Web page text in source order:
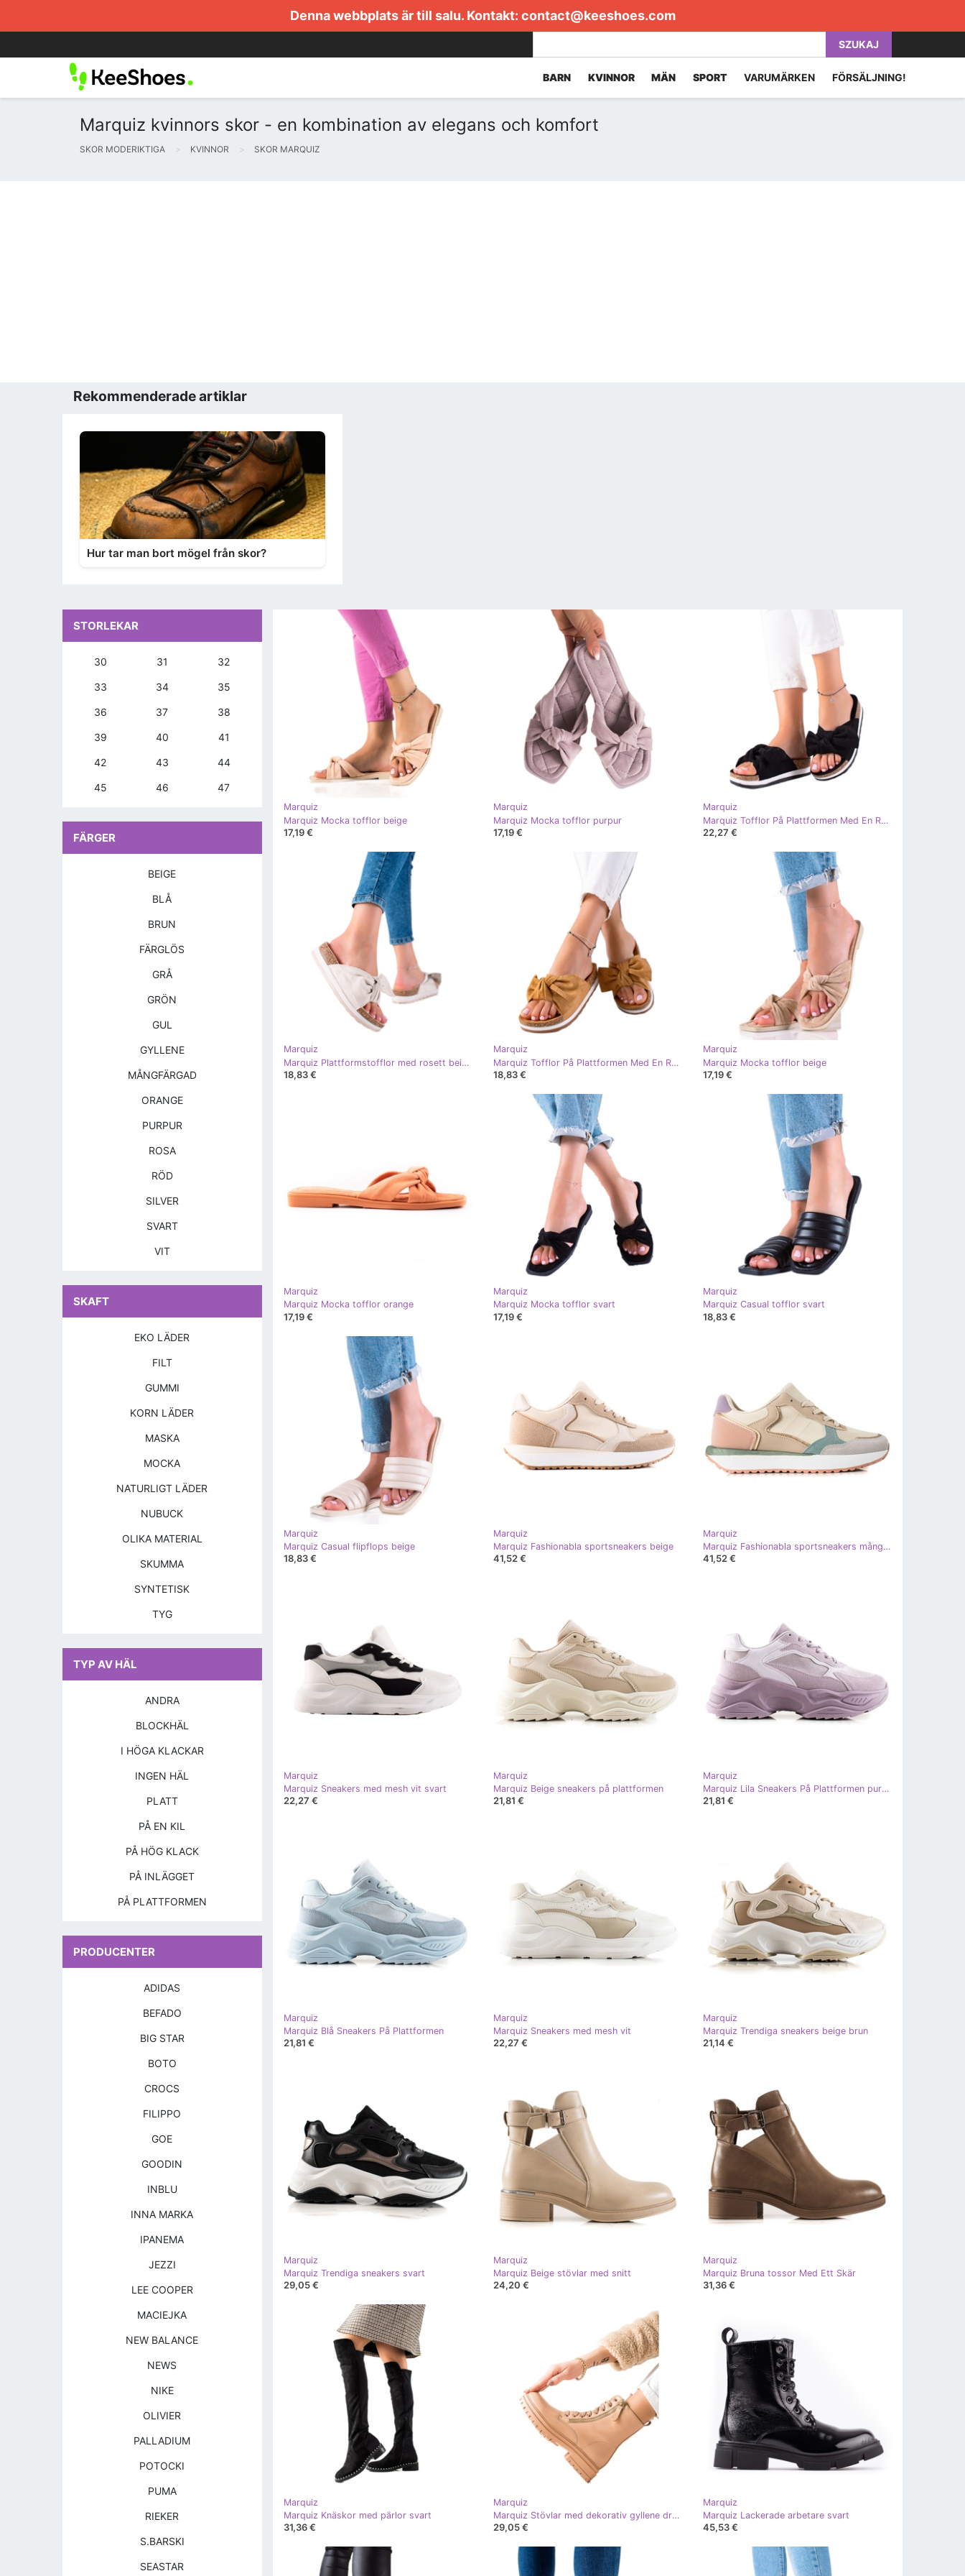
Denna webbplats är till salu. Kontakt: contact@keeshoes.com
SZUKAJ
BARN KVINNOR MÄN SPORT VARUMÄRKEN FÖRSÄLJNING!
Marquiz kvinnors skor - en kombination av elegans och komfort
SKOR MODERIKTIGA KVINNOR SKOR MARQUIZ
Rekommenderade artiklar
Hur tar man bort mögel från skor?
Marquiz
Marquiz Mocka tofflor beige
17,19 €
Marquiz
Marquiz Mocka tofflor purpur
17,19 €
Marquiz
Marquiz Tofflor På Plattformen Med En Rosett svart
22,27 €
Marquiz
Marquiz Plattformstofflor med rosett beige
18,83 €
Marquiz
Marquiz Tofflor På Plattformen Med En Rosett brun
18,83 €
Marquiz
Marquiz Mocka tofflor beige
17,19 €
Marquiz
Marquiz Mocka tofflor orange
17,19 €
Marquiz
Marquiz Mocka tofflor svart
17,19 €
Marquiz
Marquiz Casual tofflor svart
18,83 €
Marquiz
Marquiz Casual flipflops beige
18,83 €
Marquiz
Marquiz Fashionabla sportsneakers beige
41,52 €
Marquiz
Marquiz Fashionabla sportsneakers mångfärgad
41,52 €
Marquiz
Marquiz Sneakers med mesh vit svart
22,27 €
Marquiz
Marquiz Beige sneakers på plattformen
21,81 €
Marquiz
Marquiz Lila Sneakers På Plattformen purpur
21,81 €
Marquiz
Marquiz Blå Sneakers På Plattformen
21,81 €
Marquiz
Marquiz Sneakers med mesh vit
22,27 €
Marquiz
Marquiz Trendiga sneakers beige brun
21,14 €
Marquiz
Marquiz Trendiga sneakers svart
29,05 €
Marquiz
Marquiz Beige stövlar med snitt
24,20 €
Marquiz
Marquiz Bruna tossor Med Ett Skär
31,36 €
Marquiz
Marquiz Knäskor med pärlor svart
31,36 €
Marquiz
Marquiz Stövlar med dekorativ gyllene dragkedja beige
29,05 €
Marquiz
Marquiz Lackerade arbetare svart
45,53 €
STORLEKAR
30 31 32
33 34 35
36 37 38
39 40 41
42 43 44
45 46 47
FÄRGER
BEIGE
BLÅ
BRUN
FÄRGLÖS
GRÅ
GRÖN
GUL
GYLLENE
MÅNGFÄRGAD
ORANGE
PURPUR
ROSA
RÖD
SILVER
SVART
VIT
SKAFT
EKO LÄDER
FILT
GUMMI
KORN LÄDER
MASKA
MOCKA
NATURLIGT LÄDER
NUBUCK
OLIKA MATERIAL
SKUMMA
SYNTETISK
TYG
TYP AV HÄL
ANDRA
BLOCKHÄL
I HÖGA KLACKAR
INGEN HÄL
PLATT
PÅ EN KIL
PÅ HÖG KLACK
PÅ INLÄGGET
PÅ PLATTFORMEN
PRODUCENTER
ADIDAS
BEFADO
BIG STAR
BOTO
CROCS
FILIPPO
GOE
GOODIN
INBLU
INNA MARKA
IPANEMA
JEZZI
LEE COOPER
MACIEJKA
NEW BALANCE
NEWS
NIKE
OLIVIER
PALLADIUM
POTOCKI
PUMA
RIEKER
S.BARSKI
SEASTAR